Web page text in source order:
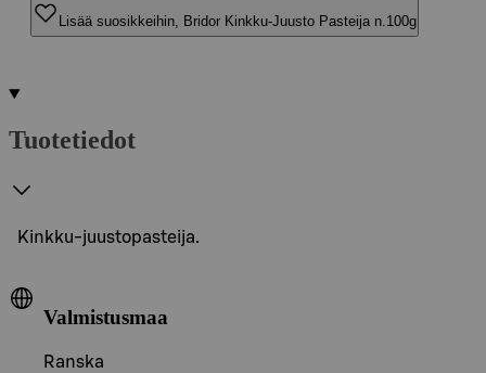
Lisää suosikkeihin, Bridor Kinkku-Juusto Pasteija n.100g
Tuotetiedot
Kinkku-juustopasteija.
Valmistusmaa
Ranska